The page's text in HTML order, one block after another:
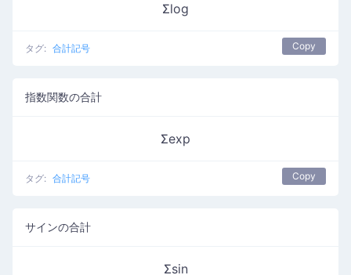
Σlog
タグ: 合計記号 Copy
指数関数の合計
Σexp
タグ: 合計記号 Copy
サインの合計
Σsin